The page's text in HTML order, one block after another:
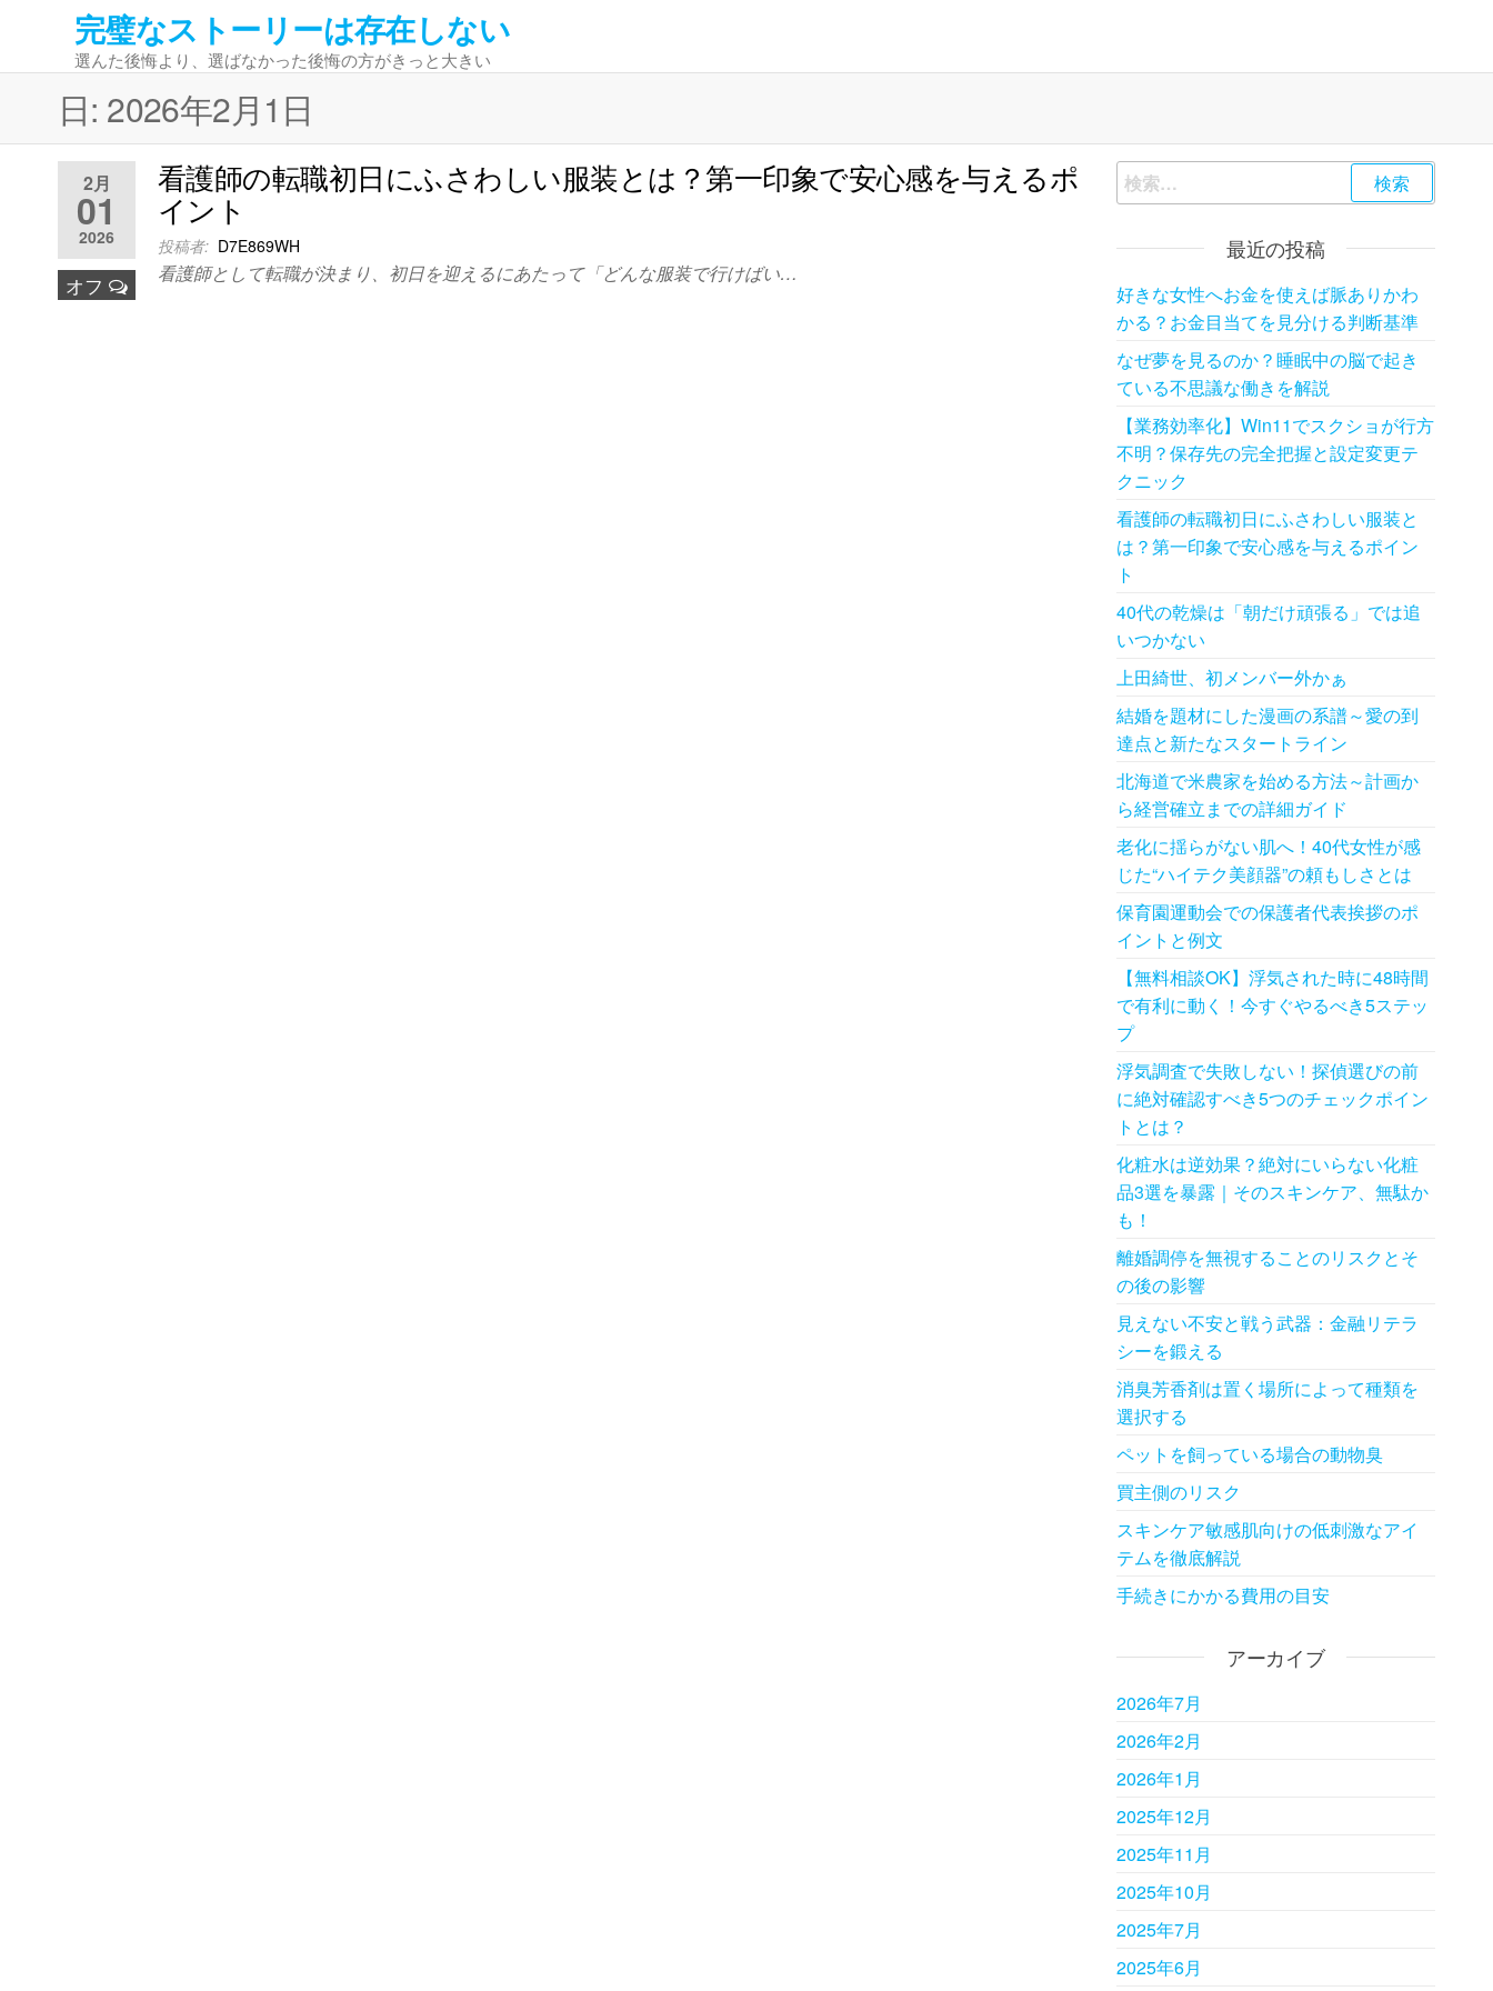
テ
へ
完璧なストーリーは存在しない
選んた後悔より、選ばなかった後悔の方がきっと大きい
日: 2026年2月1日
2月
01
2026
オフ
看護師の転職初日にふさわしい服装とは？第一印象で安心感を与えるポ
イント
投稿者: D7E869WH
看護師として転職が決まり、初日を迎えるにあたって「どんな服装で行けばい…
検
索:
最近の投稿
好きな女性へお金を使えば脈ありかわ
かる？お金目当てを見分ける判断基準
なぜ夢を見るのか？睡眠中の脳で起き
ている不思議な働きを解説
【業務効率化】Win11でスクショが行方
不明？保存先の完全把握と設定変更テ
クニック
看護師の転職初日にふさわしい服装と
は？第一印象で安心感を与えるポイン
ト
40代の乾燥は「朝だけ頑張る」では追
いつかない
上田綺世、初メンバー外かぁ
結婚を題材にした漫画の系譜～愛の到
達点と新たなスタートライン
北海道で米農家を始める方法～計画か
ら経営確立までの詳細ガイド
老化に揺らがない肌へ！40代女性が感
じた“ハイテク美顔器”の頼もしさとは
保育園運動会での保護者代表挨拶のポ
イントと例文
【無料相談OK】浮気された時に48時間
で有利に動く！今すぐやるべき5ステッ
プ
浮気調査で失敗しない！探偵選びの前
に絶対確認すべき5つのチェックポイン
トとは？
化粧水は逆効果？絶対にいらない化粧
品3選を暴露｜そのスキンケア、無駄か
も！
離婚調停を無視することのリスクとそ
の後の影響
見えない不安と戦う武器：金融リテラ
シーを鍛える
消臭芳香剤は置く場所によって種類を
選択する
ペットを飼っている場合の動物臭
買主側のリスク
スキンケア敏感肌向けの低刺激なアイ
テムを徹底解説
手続きにかかる費用の目安
アーカイブ
2026年7月
2026年2月
2026年1月
2025年12月
2025年11月
2025年10月
2025年7月
2025年6月